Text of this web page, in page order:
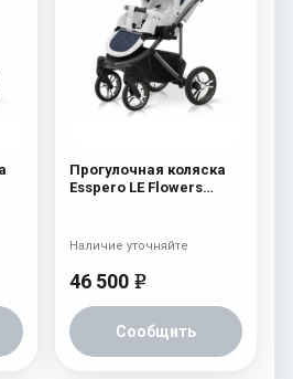
Прогулочная коляска
Esspero LE Flowers
46 500 e
Сообщить
Наличие уточняйте